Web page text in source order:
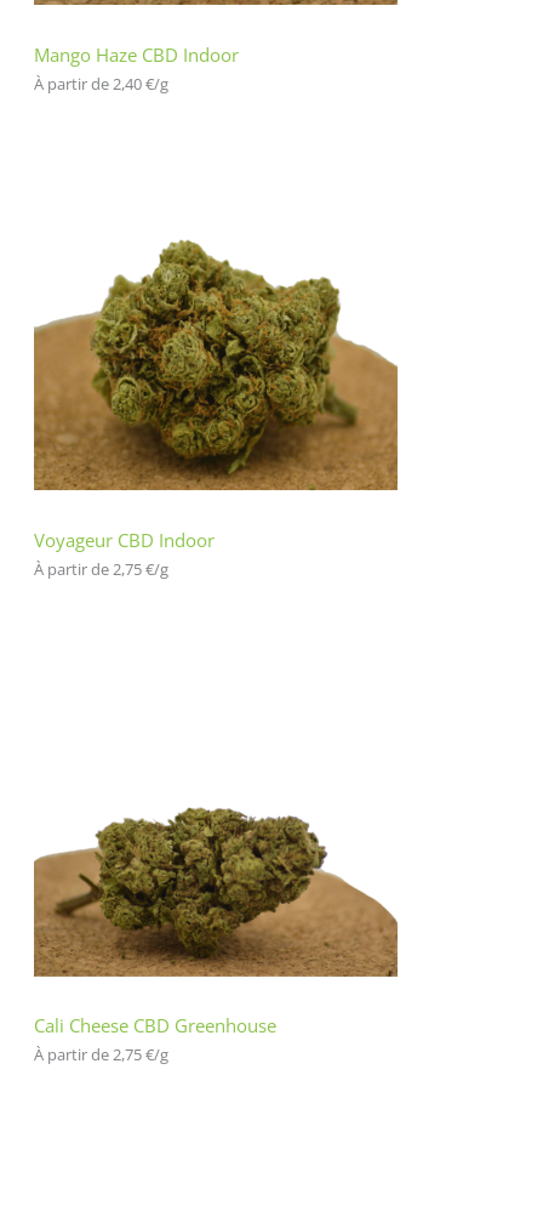
Mango Haze CBD Indoor
À partir de 2,40€/g
Voyageur CBD Indoor
À partir de 2,75€/g
Cali Cheese CBD Greenhouse
À partir de 2,75€/g